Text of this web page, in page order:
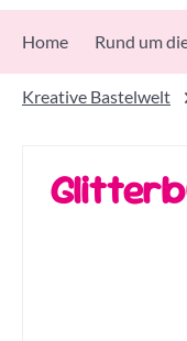
Home Rund um
Kreative Bastelwelt